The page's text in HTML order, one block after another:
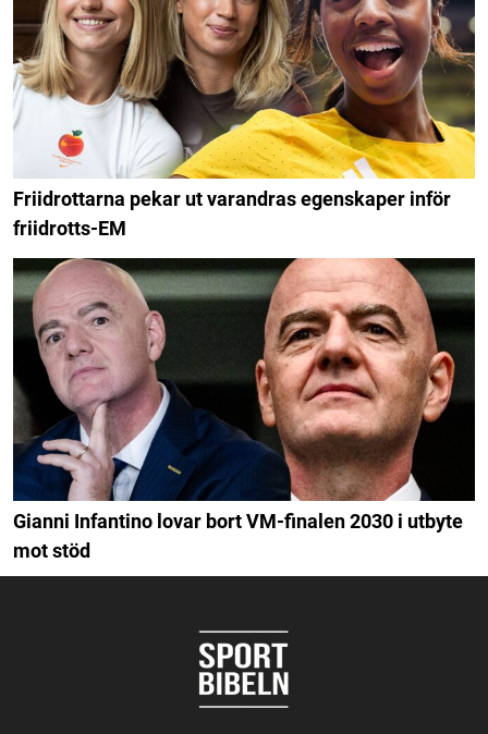
Friidrottarna pekar ut varandras egenskaper inför
friidrotts-EM
Gianni Infantino lovar bort VM-finalen 2030 i utbyte
mot stöd